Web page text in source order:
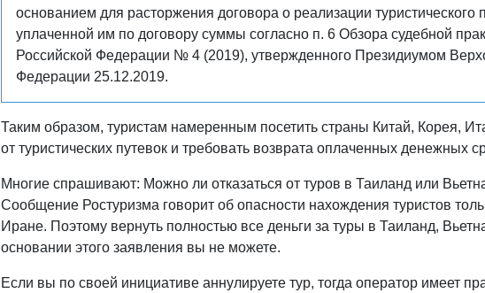
основанием для расторжения договора о реализации туристического
уплаченной им по договору суммы согласно п. 6 Обзора судебной
Российской Федерации № 4 (2019), утвержденного Президиумом
Федерации 25.12.2019.
Таким образом, туристам намеренным посетить страны Китай, Корея,
от туристических путевок и требовать возврата оплаченных денежных
Многие спрашивают: Можно ли отказаться от туров в Таиланд или
Сообщение Ростуризма говорит об опасности нахождения туристов
Иране. Поэтому вернуть полностью все деньги за туры в Таиланд,
основании этого заявления вы не можете.
Если вы по своей инициативе аннулируете тур, тогда оператор имеет